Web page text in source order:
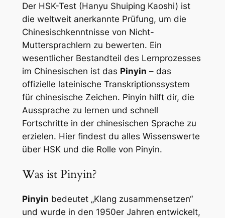
Der HSK-Test (Hanyu Shuiping Kaoshi) ist
die weltweit anerkannte Prüfung, um die
Chinesischkenntnisse von Nicht-
Muttersprachlern zu bewerten. Ein
wesentlicher Bestandteil des Lernprozesses
im Chinesischen ist das Pinyin – das
offizielle lateinische Transkriptionssystem
für chinesische Zeichen. Pinyin hilft dir, die
Aussprache zu lernen und schnell
Fortschritte in der chinesischen Sprache zu
erzielen. Hier findest du alles Wissenswerte
über HSK und die Rolle von Pinyin.
Was ist Pinyin?
Pinyin bedeutet „Klang zusammensetzen“
und wurde in den 1950er Jahren entwickelt,